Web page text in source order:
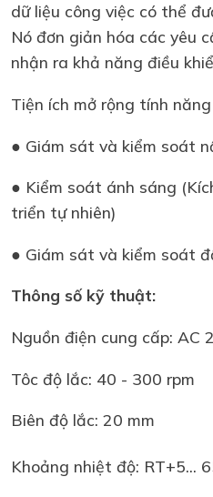
dữ liệu công việc có thể
Nó đơn giản hóa các yêu
nhận ra khả năng điều
Tiện ích mở rộng tính
● Giám sát và kiểm soát
● Kiểm soát ánh sáng
triển tự nhiên)
● Giám sát và kiểm soát
Thông số kỹ thuật:
Nguồn điện cung cấp: AC
Tôc độ lắc: 40 - 300 rpm
Biên độ lắc: 20 mm
Khoảng nhiệt độ: RT+5...